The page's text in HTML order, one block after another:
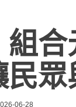
組
民
06-28